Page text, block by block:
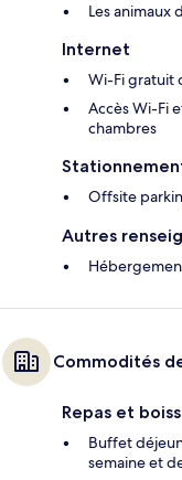
Les animaux
Internet
Wi-Fi gratuit
Accès Wi-Fi
chambres
Offsite
Autres
Commodités
Repas et
Buffet
semaine et